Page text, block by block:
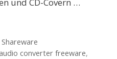
und CD-Covern …
Shareware
converter freeware,